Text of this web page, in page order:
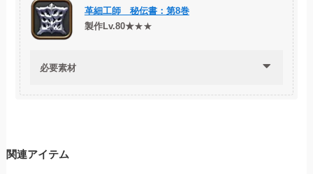
革細工師 秘伝書：第8巻
製作Lv.80★★★
必要素材
関連アイテム